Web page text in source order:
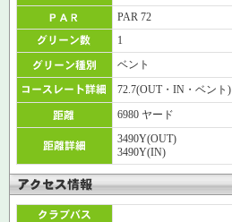
PAR 72
1
ベント
72.7(OUT・IN・ベント)
6980 ヤード
3490Y(OUT)
3490Y(IN)